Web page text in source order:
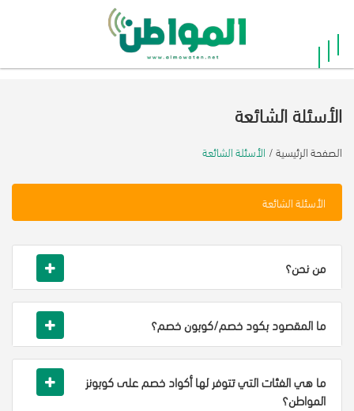
الرئيسية
أفضل
20
جميع
فئات
الأسئلة الشائعة
الصفحة الرئيسية الأسئلة الشائعة
الأسئلة الشائعة
من نحن؟
ما المقصود بكود خصم/كوبون خصم؟
ما هي الفئات التي تتوفر لها أكواد خصم على كوبونز
المواطن؟